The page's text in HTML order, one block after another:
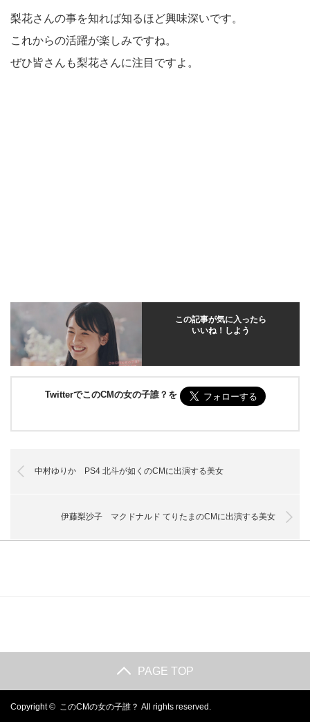
梨花さんの事を知れば知るほど興味深いです。
これからの活躍が楽しみですね。
ぜひ皆さんも梨花さんに注目ですよ。
この記事が気に入ったら
いいね！しよう
TwitterでこのCMの女の子誰？を
中村ゆりか PS4 北斗が如くのCMに出演する美女
伊藤梨沙子 マクドナルド てりたまのCMに出演する美女
PAGE TOP
Copyright © このCMの女の子誰？ All rights reserved.